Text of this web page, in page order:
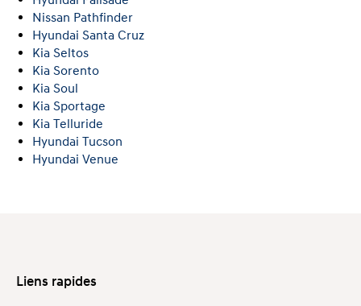
Nissan Pathfinder
Hyundai Santa Cruz
Kia Seltos
Kia Sorento
Kia Soul
Kia Sportage
Kia Telluride
Hyundai Tucson
Hyundai Venue
Liens rapides